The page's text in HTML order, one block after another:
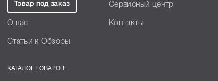
Товар под заказ Сервисный центр
О нас Контакты
Статьи и Обзоры
КАТАЛОГ ТОВАРОВ